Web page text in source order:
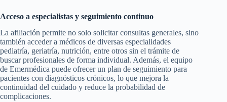
Acceso a especialistas y seguimiento continuo
La afiliación permite no solo solicitar consultas generales, sino
también acceder a médicos de diversas especialidades
pediatría, geriatría, nutrición, entre otros sin el trámite de
buscar profesionales de forma individual. Además, el equipo
de Emermédica puede ofrecer un plan de seguimiento para
pacientes con diagnósticos crónicos, lo que mejora la
continuidad del cuidado y reduce la probabilidad de
complicaciones.